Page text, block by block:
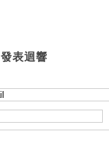
發表迴響